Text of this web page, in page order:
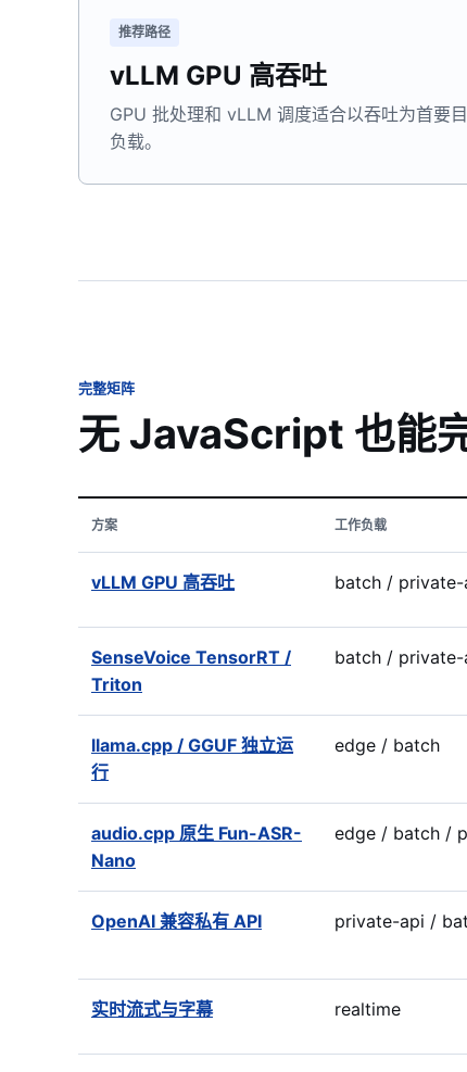
推荐路径
vLLM GPU 高吞吐
GPU 批处理和 vLLM 调度适合以吞吐为首要
负载。
完整矩阵
无 JavaScript 也能
方案 工作负载
vLLM GPU 高吞吐 batch / private-
SenseVoice TensorRT /
Triton
batch / private-
llama.cpp / GGUF 独立运
行
edge / batch
audio.cpp 原生 Fun-ASR-
Nano
edge / batch /
OpenAI 兼容私有 API private-api /
实时流式与字幕 realtime